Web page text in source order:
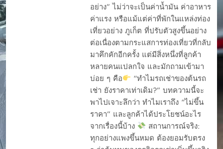
อย่าง” ไม่ว่าจะเป็นค่าน้ำมัน ค่าอาหาร
ค่าแรง หรือแม้แต่ค่าที่พักในแหล่งท่อง
เที่ยวอย่าง ภูเก็ต ที่ปรับตัวสูงขึ้นอย่าง
ต่อเนื่องตามกระแสการท่องเที่ยวที่กลับ
มาคึกคักอีกครั้ง แต่มีสิ่งหนึ่งที่ลูกค้า
หลายคนแปลกใจ และมักถามเข้ามา
บ่อย ๆ คือ
“ทำไมรถเช่าของต้นรถ
เช่า ยังราคาเท่าเดิม?” บทความนี้จะ
พาไปเจาะลึกว่า ทำไมเราถึง “ไม่ขึ้น
ราคา” และลูกค้าได้ประโยชน์อะไร
จากเรื่องนี้บ้าง
สถานการณ์จริง:
ทุกอย่างแพงขึ้นหมด ต้องยอมรับตรง